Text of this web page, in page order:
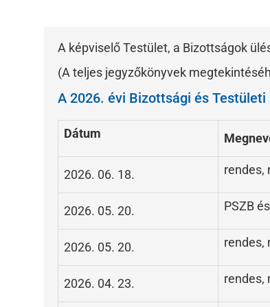
A képviselő Testület, a Bizottságok
(A teljes jegyzőkönyvek
A 2026. évi Bizottsági és Testületi
Dátum
2026. 06. 18. rendes,
2026. 05. 20. PSZB
2026. 05. 20. rendes,
2026. 04. 23. rendes,